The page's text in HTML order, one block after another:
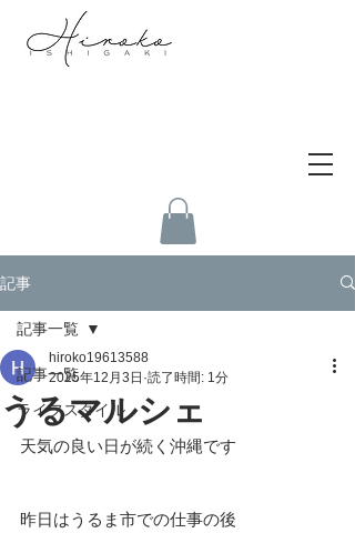
記事
記事一覧
ライフスタイル
記事一覧
うるマルシェ
hiroko19613588
2025年12月3日 読了時間: 1分
天気の良い日が続く沖縄です
昨日はうるま市での仕事の後